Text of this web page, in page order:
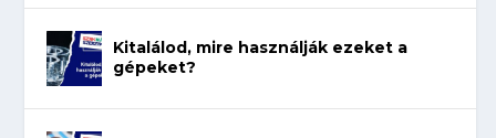
Kitalálod, mire használják ezeket a
gépeket?